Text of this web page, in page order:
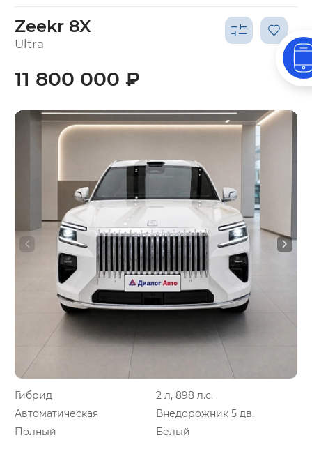
Zeekr 8X
Ultra
Гибрид
2 л, 898 л.с.
Автоматическая
Внедорожник 5 дв.
Полный
Белый
11 800 000 ₽